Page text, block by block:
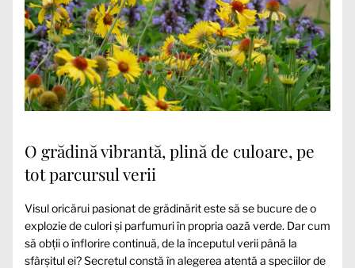
O grădină vibrantă, plină de culoare, pe
tot parcursul verii
Visul oricărui pasionat de grădinărit este să se bucure de o
explozie de culori și parfumuri în propria oază verde. Dar cum
să obții o înflorire continuă, de la începutul verii până la
sfârșitul ei? Secretul constă în alegerea atentă a speciilor de